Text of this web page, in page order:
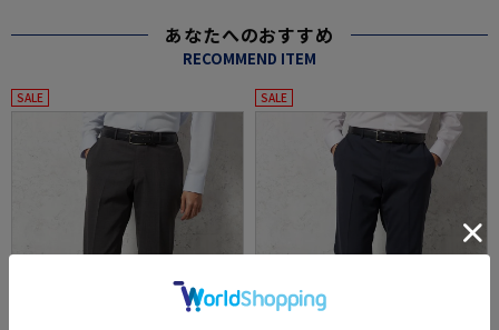
あなたへのおすすめ
RECOMMEND ITEM
SALE SALE